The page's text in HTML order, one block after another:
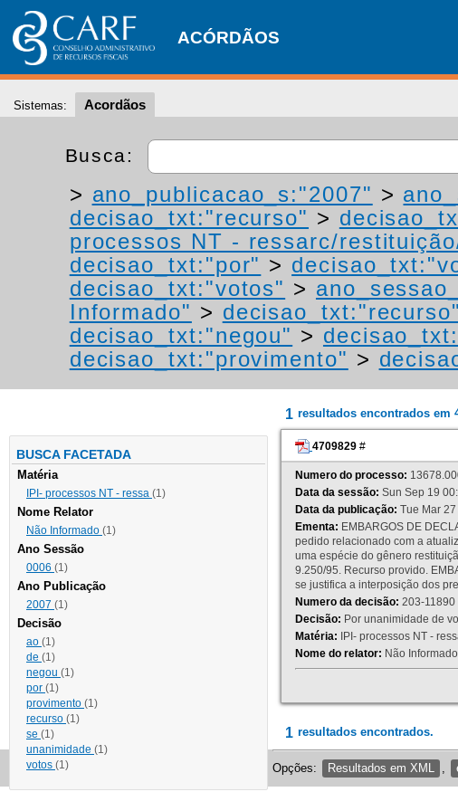
ACÓRDÃOS
Sistemas: Acordãos
Busca:
> ano_publicacao_s:"2007" >
decisao_txt:"recurso" >
processos NT - ressarc/
decisao_txt:"por" >
decisao_txt:"votos" >
Informado" > decisao_txt:"recurso"
decisao_txt:"negou" >
decisao_txt:"provimento" >
BUSCA FACETADA
Matéria
IPI- processos NT - ressa (1)
Nome Relator
Não Informado (1)
Ano Sessão
0006 (1)
Ano Publicação
2007 (1)
Decisão
ao (1)
de (1)
negou (1)
por (1)
provimento (1)
recurso (1)
se (1)
unanimidade (1)
votos (1)
1 resultados encontrados em
4709829 #
Numero do processo:
Data da sessão: Sun Sep 19
Data da publicação: Tue Mar
Ementa: EMBARGOS DE
pedido relacionado com a
uma espécie do gênero
9.250/95. Recurso provido.
se justifica a interposição dos
Numero da decisão: 203-11890
Decisão: Por unanimidade de
Matéria: IPI- processos NT -
Nome do relator: Não Informado
1 resultados encontrados.
Opções: Resultados em XML